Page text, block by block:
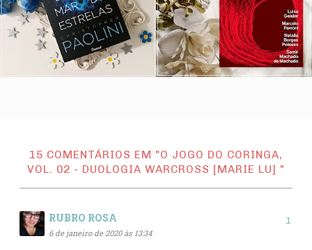
15 COMENTÁRIOS EM "O JOGO DO CORINGA,
VOL. 02 - DUOLOGIA WARCROSS [MARIE LU] "
RUBRO ROSA
6 de janeiro de 2020 às 13:34